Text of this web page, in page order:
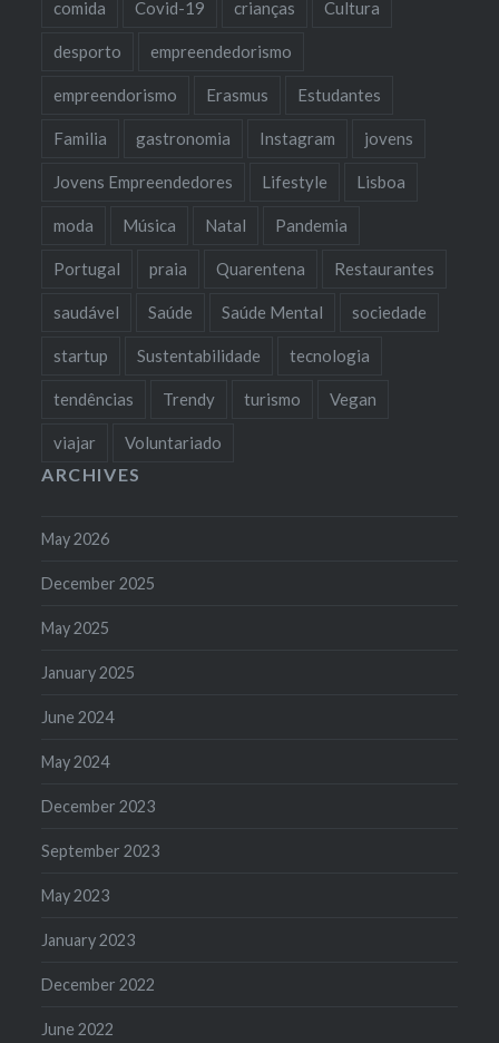
comida Covid-19 crianças Cultura
desporto empreendedorismo
empreendorismo Erasmus Estudantes
Familia gastronomia Instagram jovens
Jovens Empreendedores Lifestyle Lisboa
moda Música Natal Pandemia
Portugal praia Quarentena Restaurantes
saudável Saúde Saúde Mental sociedade
startup Sustentabilidade tecnologia
tendências Trendy turismo Vegan
viajar Voluntariado
ARCHIVES
May 2026
December 2025
May 2025
January 2025
June 2024
May 2024
December 2023
September 2023
May 2023
January 2023
December 2022
June 2022